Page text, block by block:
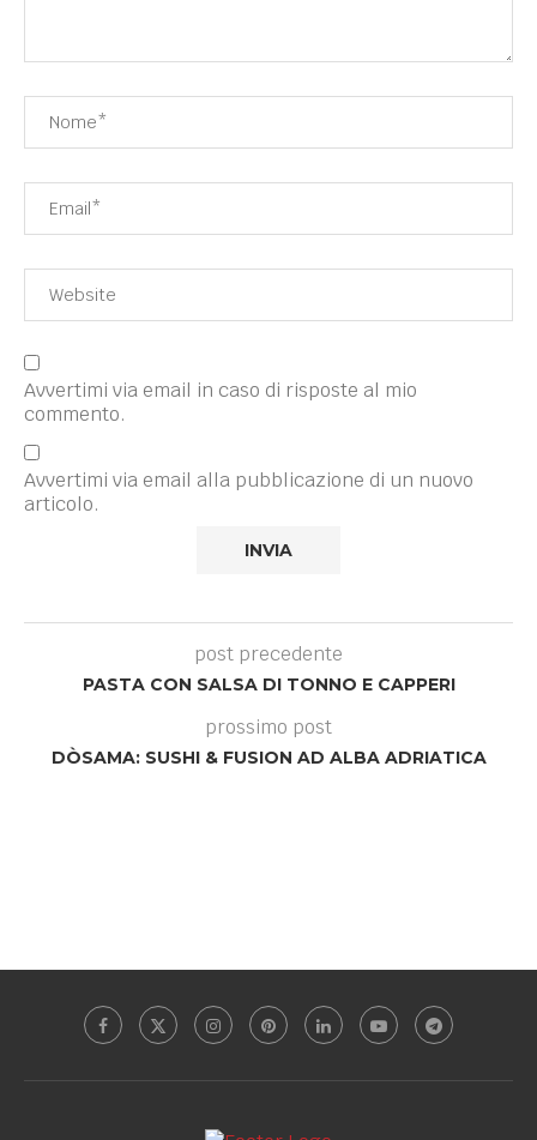
Avvertimi via email in caso di risposte al mio
commento.
Avvertimi via email alla pubblicazione di un nuovo
articolo.
post precedente
PASTA CON SALSA DI TONNO E CAPPERI
prossimo post
DÒSAMA: SUSHI & FUSION AD ALBA ADRIATICA